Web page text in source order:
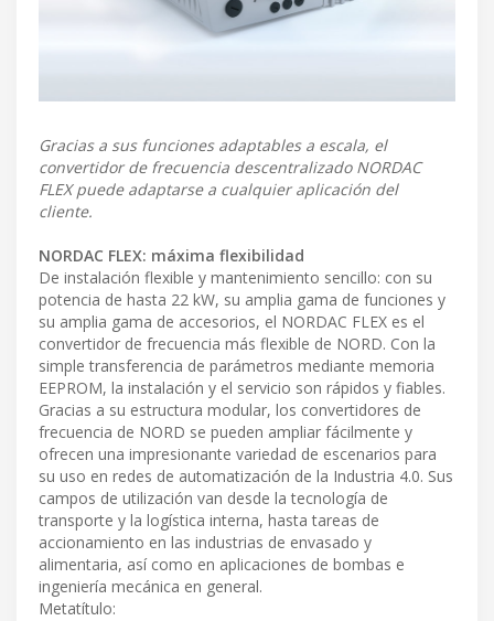
Gracias a sus funciones adaptables a escala, el
convertidor de frecuencia descentralizado NORDAC
FLEX puede adaptarse a cualquier aplicación del
cliente.
NORDAC FLEX: máxima flexibilidad
De instalación flexible y mantenimiento sencillo: con su
potencia de hasta 22 kW, su amplia gama de funciones y
su amplia gama de accesorios, el NORDAC FLEX es el
convertidor de frecuencia más flexible de NORD. Con la
simple transferencia de parámetros mediante memoria
EEPROM, la instalación y el servicio son rápidos y fiables.
Gracias a su estructura modular, los convertidores de
frecuencia de NORD se pueden ampliar fácilmente y
ofrecen una impresionante variedad de escenarios para
su uso en redes de automatización de la Industria 4.0. Sus
campos de utilización van desde la tecnología de
transporte y la logística interna, hasta tareas de
accionamiento en las industrias de envasado y
alimentaria, así como en aplicaciones de bombas e
ingeniería mecánica en general.
Metatítulo: